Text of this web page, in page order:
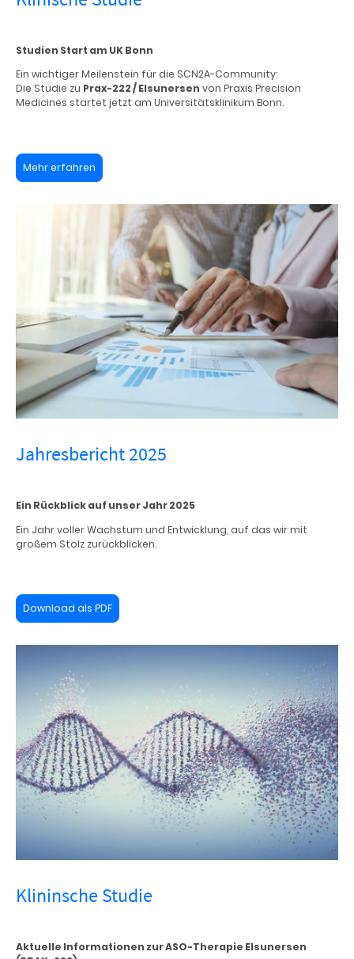
Studien Start am UK Bonn
Ein wichtiger Meilenstein für die SCN2A-Community:
Die Studie zu Prax-222 / Elsunersen von Praxis Precision
Medicines startet jetzt am Universitätsklinikum Bonn.
Mehr erfahren
Jahresbericht 2025
Ein Rückblick auf unser Jahr 2025
Ein Jahr voller Wachstum und Entwicklung, auf das wir mit
großem Stolz zurückblicken.
Download als PDF
Klininsche Studie
Aktuelle Informationen zur ASO-Therapie Elsunersen